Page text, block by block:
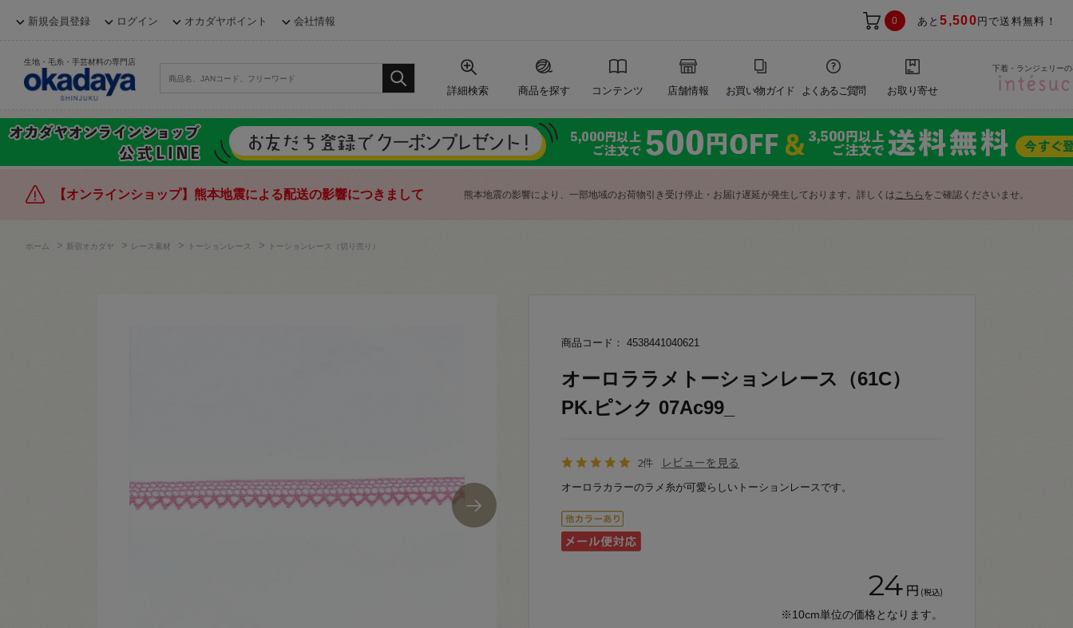
新規会員登録 ログイン オカダヤポイント 会社情報 0 あと5,500 円で送料無料！
生地・毛糸・手芸材料の専門店
詳細検索 商品を探す コンテンツ 店舗情報 お買い物ガイド よくあるご質問 お取り寄せ
下着・ランジェリー
【オンラインショップ】熊本地震による配送の影響につきまして 熊本地震の影響により、一部地域のお荷物引き受け停止・お届け遅延が発生しております。詳しくはこちら をご確認くださいませ。
ホーム > 新宿オカダヤ > レース素材 > トーションレース > トーションレース（切り売り）
商品コード： 4538441040621
オーロララメトーションレース（61C）
PK.ピンク 07Ac99_
2件 レビューを見る
オーロラカラーのラメ糸が可愛らしいトーションレースです。
24 円 (税込)
※10cm単位の価格となります。